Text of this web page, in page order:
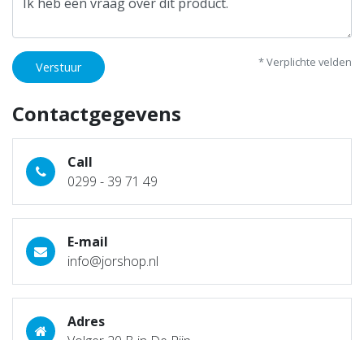
Verstuur * Verplichte velden
Contactgegevens
Call
0299 - 39 71 49
E-mail
info@jorshop.nl
Adres